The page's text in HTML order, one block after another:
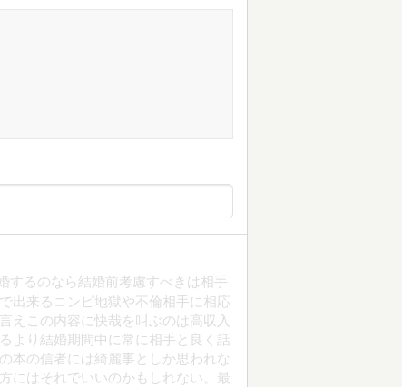
するのなら結婚前考慮すべきは相手
出来るコンピ地獄や不倫相手に相応
えこの内容に快哉を叫ぶのは高収入
より結婚期間中に常に相手と良く話
本の信者には綺麗事としか思われな
にはそれでいいのかもしれない。最